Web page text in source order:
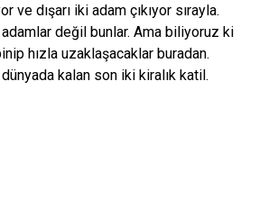
ve dışarı iki adam çıkıyor sırayla.
değil bunlar. Ama biliyoruz ki
hızla uzaklaşacaklar buradan.
kalan son iki kiralık katil.